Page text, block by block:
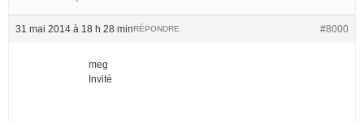
31 mai 2014 à 18 h 28 min #8000
RÉPONDRE
meg
Invité